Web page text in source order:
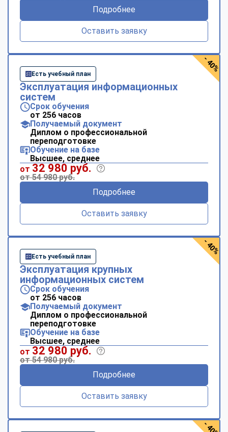
Подробнее
Оставить заявку
Есть учебный план
Эксплуатация информационных
систем
Срок обучения
от 256 часов
Получаемый документ
Диплом о профессиональной
переподготовке
Обучение на базе
Высшее, среднее
от 32 980 руб.
от 54 980 руб.
Подробнее
Оставить заявку
- 40%
Есть учебный план
Эксплуатация крупных
информационных систем
Срок обучения
от 256 часов
Получаемый документ
Диплом о профессиональной
переподготовке
Обучение на базе
Высшее, среднее
от 32 980 руб.
от 54 980 руб.
Подробнее
Оставить заявку
- 40%